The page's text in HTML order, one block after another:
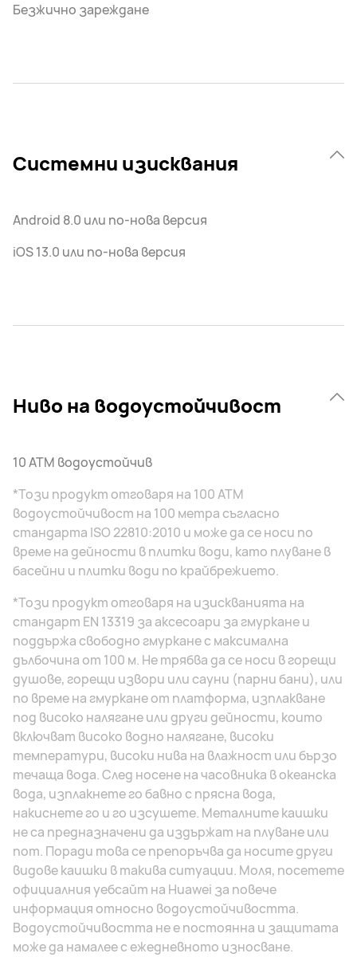
Безжично зареждане
Системни изисквания
Android 8.0 или по-нова версия
iOS 13.0 или по-нова версия
Ниво на водоустойчивост
10 ATM водоустойчив
*Този продукт отговаря на 100 ATM
водоустойчивост на 100 метра съгласно
стандарта ISO 22810:2010 и може да се носи по
време на дейности в плитки води, като плуване в
басейни и плитки води по крайбрежието.
*Този продукт отговаря на изискванията на
стандарт EN 13319 за аксесоари за гмуркане и
поддържа свободно гмуркане с максимална
дълбочина от 100 м. Не трябва да се носи в горещи
душове, горещи извори или сауни (парни бани), или
по време на гмуркане от платформа, изплакване
под високо налягане или други дейности, които
включват високо водно налягане, високи
температури, високи нива на влажност или бързо
течаща вода. След носене на часовника в океанска
вода, изплакнете го бавно с прясна вода,
накиснете го и го изсушете. Металните каишки
не са предназначени да издържат на плуване или
пот. Поради това се препоръчва да носите други
видове каишки в такива ситуации. Моля, посетете
официалния уебсайт на Huawei за повече
информация относно водоустойчивостта.
Водоустойчивостта не е постоянна и защитата
може да намалее с ежедневното износване.